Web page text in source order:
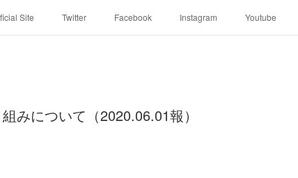
Site Twitter Facebook Instagram Youtube
みについて（2020.06.01報）